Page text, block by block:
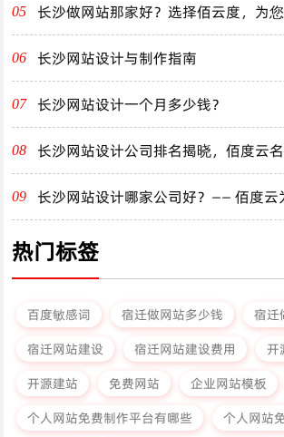
05
长沙做网站那家好？选择佰云度，为
验！
06 长沙网站设计与制作指南
07 长沙网站设计一个月多少钱？
08 长沙网站设计公司排名揭晓，佰度云
09 长沙网站设计哪家公司好？—— 佰度云
热门标签
百度敏感词 宿迁做网站多少钱
宿迁
宿迁网站建设
宿迁网站建设费用
开
开源建站
免费网站 企业网站模板
个人网站免费制作平台有哪些
个人网站